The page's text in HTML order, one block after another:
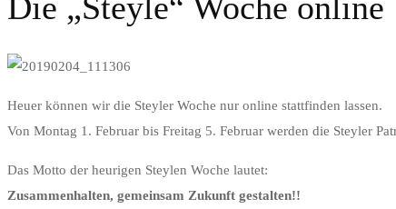
Die
Woche
Heuer können wir die Steyler Woche nur online stattfinden lassen.
Von Montag 1. Februar bis Freitag 5. Februar werden die Steyler
Das Motto der heurigen Steylen Woche lautet:
Zusammenhalten, gemeinsam Zukunft gestalten!!